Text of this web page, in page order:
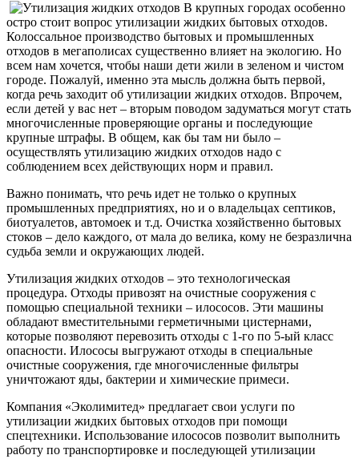
В крупных городах особенно
остро стоит вопрос утилизации жидких бытовых отходов.
Колоссальное производство бытовых и промышленных
отходов в мегаполисах существенно влияет на экологию. Но
всем нам хочется, чтобы наши дети жили в зеленом и чистом
городе. Пожалуй, именно эта мысль должна быть первой,
когда речь заходит об утилизации жидких отходов. Впрочем,
если детей у вас нет – вторым поводом задуматься могут стать
многочисленные проверяющие органы и последующие
крупные штрафы. В общем, как бы там ни было –
осуществлять утилизацию жидких отходов надо с
соблюдением всех действующих норм и правил.
Важно понимать, что речь идет не только о крупных
промышленных предприятиях, но и о владельцах септиков,
биотуалетов, автомоек и т.д. Очистка хозяйственно бытовых
стоков – дело каждого, от мала до велика, кому не безразлична
судьба земли и окружающих людей.
Утилизация жидких отходов – это технологическая
процедура. Отходы привозят на очистные сооружения с
помощью специальной техники – илососов. Эти машины
обладают вместительными герметичными цистернами,
которые позволяют перевозить отходы с 1-го по 5-ый класс
опасности. Илососы выгружают отходы в специальные
очистные сооружения, где многочисленные фильтры
уничтожают яды, бактерии и химические примеси.
Компания «Эколимитед» предлагает свои услуги по
утилизации жидких бытовых отходов при помощи
спецтехники. Использование илососов позволит выполнить
работу по транспортировке и последующей утилизации